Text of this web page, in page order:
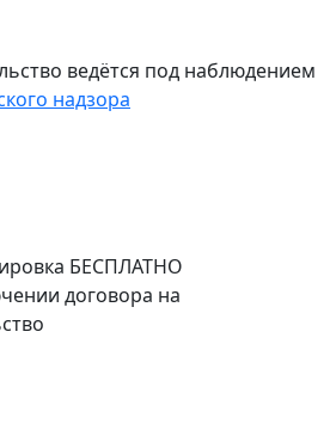
ведётся под наблюдением
надзора
БЕСПЛАТНО
договора на